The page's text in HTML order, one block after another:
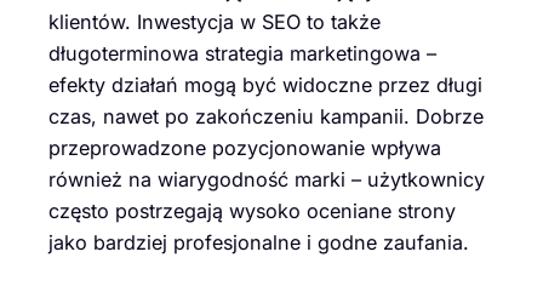
klientów. Inwestycja w SEO to także
długoterminowa strategia marketingowa –
efekty działań mogą być widoczne przez długi
czas, nawet po zakończeniu kampanii. Dobrze
przeprowadzone pozycjonowanie wpływa
również na wiarygodność marki – użytkownicy
często postrzegają wysoko oceniane strony
jako bardziej profesjonalne i godne zaufania.